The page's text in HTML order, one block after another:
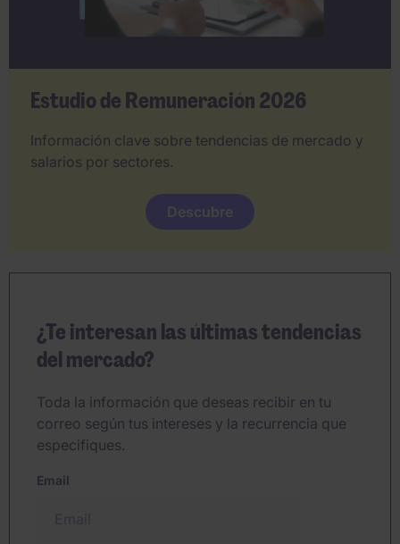
Estudio de Remuneración 2026
Información clave sobre tendencias de mercado y
salarios por sectores.
Descubre
¿Te interesan las últimas tendencias
del mercado?
Toda la información que deseas recibir en tu
correo según tus intereses y la recurrencia que
especifiques.
Email